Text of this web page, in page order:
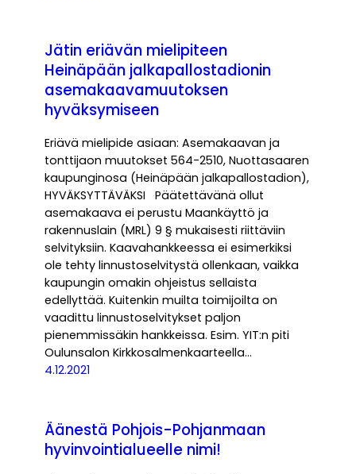
Jätin eriävän mielipiteen
Heinäpään jalkapallostadionin
asemakaavamuutoksen
hyväksymiseen
Eriävä mielipide asiaan: Asemakaavan ja
tonttijaon muutokset 564-2510, Nuottasaaren
kaupunginosa (Heinäpään jalkapallostadion),
HYVÄKSYTTÄVÄKSI Päätettävänä ollut
asemakaava ei perustu Maankäyttö ja
rakennuslain (MRL) 9 § mukaisesti riittäviin
selvityksiin. Kaavahankkeessa ei esimerkiksi
ole tehty linnustoselvitystä ollenkaan, vaikka
kaupungin omakin ohjeistus sellaista
edellyttää. Kuitenkin muilta toimijoilta on
vaadittu linnustoselvitykset paljon
pienemmissäkin hankkeissa. Esim. YIT:n piti
Oulunsalon Kirkkosalmenkaarteella…
4.12.2021
Äänestä Pohjois-Pohjanmaan
hyvinvointialueelle nimi!